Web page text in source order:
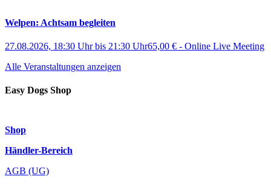
Welpen: Achtsam begleiten
27.08.2026, 18:30 Uhrbis 21:30 Uhr65,00 € - Online Live Meeting
Alle Veranstaltungen anzeigen
Easy Dogs Shop
Shop
Händler-Bereich
AGB (UG)